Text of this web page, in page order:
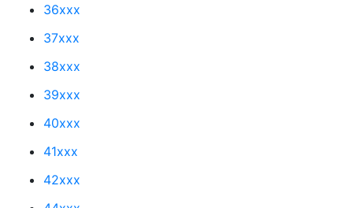
36xxx
37xxx
38xxx
39xxx
40xxx
41xxx
42xxx